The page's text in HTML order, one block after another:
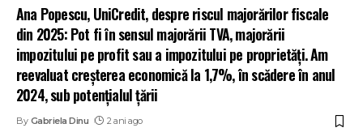
Ana Popescu, UniCredit, despre riscul majorărilor fiscale
din 2025: Pot fi în sensul majorării TVA, majorării
impozitului pe profit sau a impozitului pe proprietăți. Am
reevaluat creșterea economică la 1,7%, în scădere în anul
2024, sub potențialul țării
By Gabriela Dinu 2 ani ago